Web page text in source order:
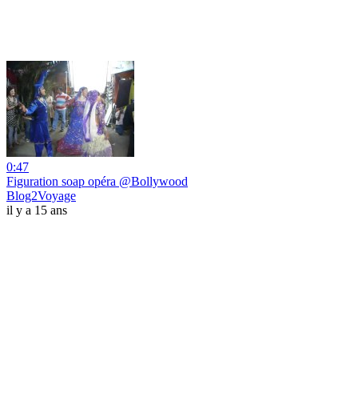
0:47
Figuration soap opéra @Bollywood
Blog2Voyage
il y a 15 ans